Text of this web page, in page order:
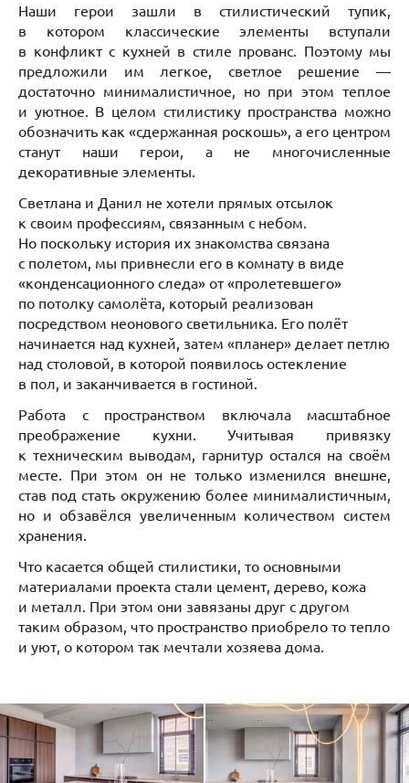
Наши герои зашли в стилистический тупик,
в котором классические элементы вступали
в конфликт с кухней в стиле прованс. Поэтому мы
предложили им легкое, светлое решение —
достаточно минималистичное, но при этом теплое
и уютное. В целом стилистику пространства можно
обозначить как «сдержанная роскошь», а его центром
станут наши герои, а не многочисленные
декоративные элементы.
Светлана и Данил не хотели прямых отсылок
к своим профессиям, связанным с небом.
Но поскольку история их знакомства связана
с полетом, мы привнесли его в комнату в виде
«конденсационного следа» от «пролетевшего»
по потолку самолёта, который реализован
посредством неонового светильника. Его полёт
начинается над кухней, затем «планер» делает петлю
над столовой, в которой появилось остекление
в пол, и заканчивается в гостиной.
Работа с пространством включала масштабное
преображение кухни. Учитывая привязку
к техническим выводам, гарнитур остался на своём
месте. При этом он не только изменился внешне,
став под стать окружению более минималистичным,
но и обзавёлся увеличенным количеством систем
хранения.
Что касается общей стилистики, то основными
материалами проекта стали цемент, дерево, кожа
и металл. При этом они завязаны друг с другом
таким образом, что пространство приобрело то тепло
и уют, о котором так мечтали хозяева дома.